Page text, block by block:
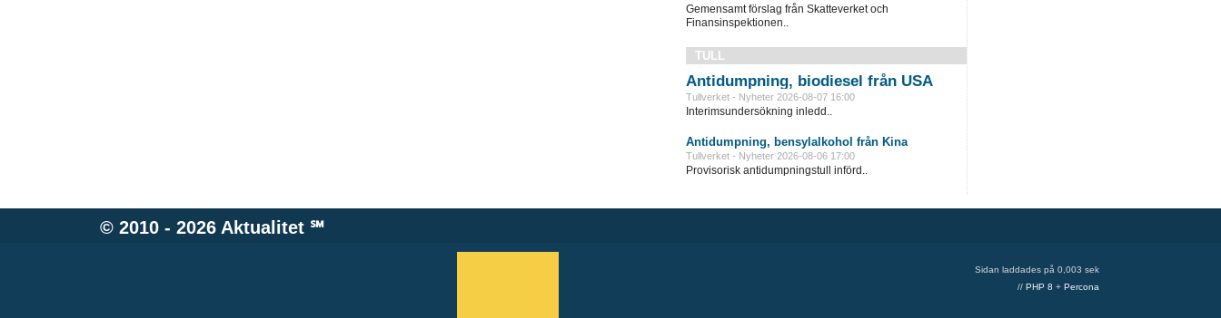
Gemensamt förslag från Skatteverket och
Finansinspektionen..
TULL
Antidumpning, biodiesel från USA
Tullverket - Nyheter 2026-08-07 16:00
Interimsundersökning inledd..
Antidumpning, bensylalkohol från Kina
Tullverket - Nyheter 2026-08-06 17:00
Provisorisk antidumpningstull införd..
© 2010 - 2026 Aktualitet℠
Sidan laddades på 0,003 sek
// PHP 8 + Percona